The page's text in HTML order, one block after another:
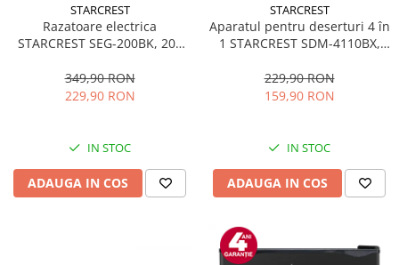
STARCREST
Razatoare electrica
STARCREST SEG-200BK, 200
349,90 RON
229,90 RON
IN STOC
ADAUGA IN COS
STARCREST
Aparatul pentru deserturi 4 în
1 STARCREST SDM-4110BX,
invelis ceramic pentru vafe,
nuci, gogosi si smile
229,90 RON
159,90 RON
IN STOC
ADAUGA IN COS